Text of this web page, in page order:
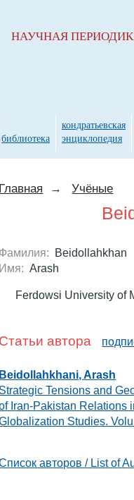
Главная → Учёные
Фамилия: Beidollahkhan
Имя: Arash
Ferdowsi University of
Статьи автора
Beidollahkhani, Arash
Strategic Tensions and
Iran-Pakistan Relations
Studies.
авторов / List of
НАУЧНАЯ
библиотека
кондратьевская
энциклопедия